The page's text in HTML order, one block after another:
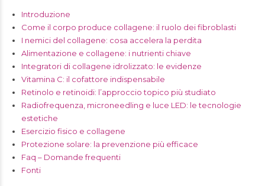
Introduzione
Come il corpo produce collagene: il ruolo dei fibroblasti
I nemici del collagene: cosa accelera la perdita
Alimentazione e collagene: i nutrienti chiave
Integratori di collagene idrolizzato: le evidenze
Vitamina C: il cofattore indispensabile
Retinolo e retinoidi: l’approccio topico più studiato
Radiofrequenza, microneedling e luce LED: le tecnologie
estetiche
Esercizio fisico e collagene
Protezione solare: la prevenzione più efficace
Faq – Domande frequenti
Fonti